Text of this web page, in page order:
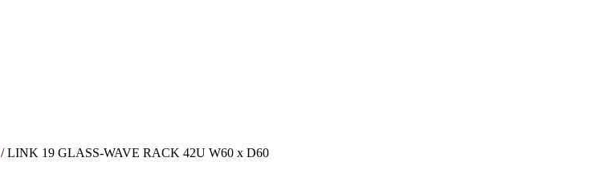
/ LINK 19 GLASS-WAVE RACK 42U W60 x D60